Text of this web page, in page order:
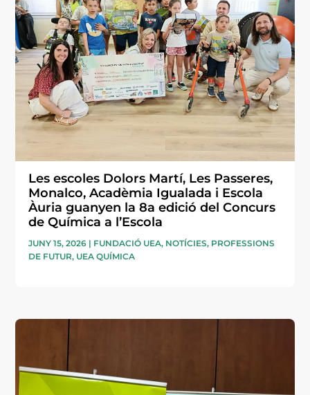
Les escoles Dolors Martí, Les Passeres,
Monalco, Acadèmia Igualada i Escola
Àuria guanyen la 8a edició del Concurs
de Química a l’Escola
JUNY 15, 2026 | FUNDACIÓ UEA, NOTÍCIES, PROFESSIONS
DE FUTUR, UEA QUÍMICA